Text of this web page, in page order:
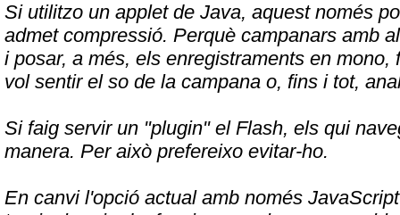
Si utilitzo un applet de Java, aquest només
admet compressió. Perquè campanars amb
i posar, a més, els enregistraments en
vol sentir el so de la campana o, fins i tot,
Si faig servir un "plugin" el Flash, els qui
manera. Per això prefereixo evitar-ho.
En canvi l'opció actual amb només